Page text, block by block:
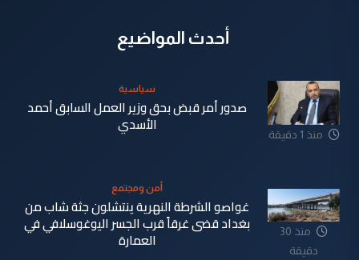
أحدث المواضيع
منذ 1 دقيقة
سياسية
صدور أمر قبض بحق وزير العمل السابق أحمد
الأسدي
منذ 30
دقيقة
أمن ومجتمع
غواصو الشرطة النهرية ينتشلون جثة شاب من
بغداد قضى غرقاً قرب الجسر اليوغوسلافي في
العمارة